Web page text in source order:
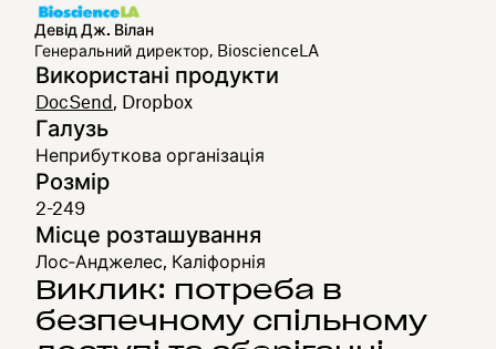
Девід Дж. Вілан
Генеральний директор, BioscienceLA
Використані продукти
DocSend , Dropbox
Галузь
Неприбуткова організація
Розмір
2-249
Місце розташування
Лос‑Анджелес, Каліфорнія
Виклик: потреба в
безпечному спільному